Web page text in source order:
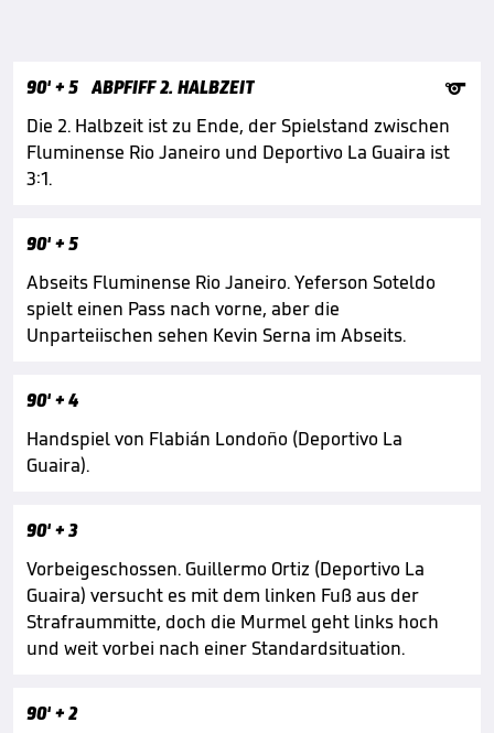
90'+ 5 ABPFIFF 2. HALBZEIT

Die 2. Halbzeit ist zu Ende, der Spielstand zwischen
Fluminense Rio Janeiro und Deportivo La Guaira ist
3:1.
90'+ 5
Abseits Fluminense Rio Janeiro. Yeferson Soteldo
spielt einen Pass nach vorne, aber die
Unparteiischen sehen Kevin Serna im Abseits.
90'+ 4
Handspiel von Flabián Londoño (Deportivo La
Guaira).
90'+ 3
Vorbeigeschossen. Guillermo Ortiz (Deportivo La
Guaira) versucht es mit dem linken Fuß aus der
Strafraummitte, doch die Murmel geht links hoch
und weit vorbei nach einer Standardsituation.
90'+ 2